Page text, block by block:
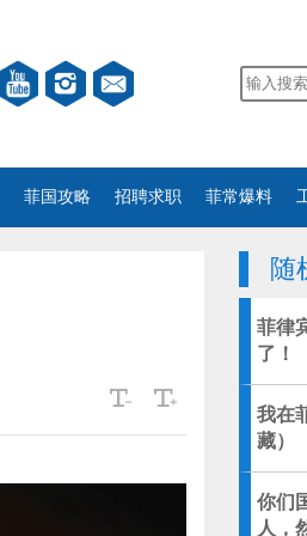
菲国攻略 招聘求职 菲常爆料
随
菲律
了！
我在
藏）
你们
人，